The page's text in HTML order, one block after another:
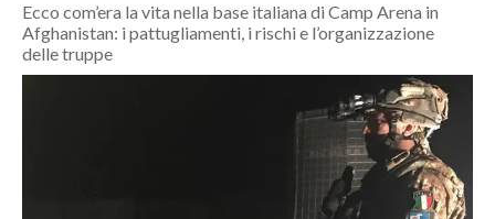
CRONACA
ITALIA
ECONOMIA
Ecco com’era la vita nella base italiana di Camp Arena in
Afghanistan: i pattugliamenti, i rischi e l’organizzazione
delle truppe